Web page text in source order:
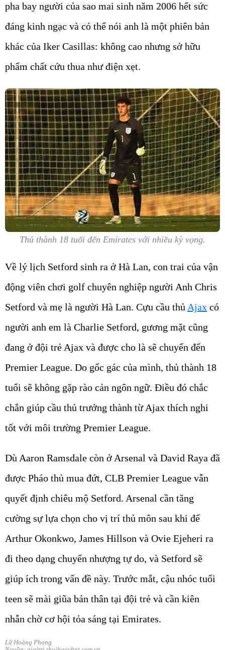
pha bay người của sao mai sinh năm 2006 hết sức
đáng kinh ngạc và có thể nói anh là một phiên bản
khác của Iker Casillas: không cao nhưng sở hữu
phẩm chất cứu thua như điện xẹt.
Thủ thành 18 tuổi đến Emirates với nhiều kỳ vọng.
Về lý lịch Setford sinh ra ở Hà Lan, con trai của vận
động viên chơi golf chuyên nghiệp người Anh Chris
Setford và mẹ là người Hà Lan. Cựu cầu thủ Ajax có
người anh em là Charlie Setford, gương mặt cũng
đang ở đội trẻ Ajax và được cho là sẽ chuyển đến
Premier League. Do gốc gác của mình, thủ thành 18
tuổi sẽ không gặp rào cản ngôn ngữ. Điều đó chắc
chắn giúp cầu thủ trưởng thành từ Ajax thích nghi
tốt với môi trường Premier League.
Dù Aaron Ramsdale còn ở Arsenal và David Raya đã
được Pháo thủ mua đứt, CLB Premier League vẫn
quyết định chiêu mộ Setford. Arsenal cần tăng
cường sự lựa chọn cho vị trí thủ môn sau khi để
Arthur Okonkwo, James Hillson và Ovie Ejeheri ra
đi theo dạng chuyển nhượng tự do, và Setford sẽ
giúp ích trong vấn đề này. Trước mắt, cậu nhóc tuổi
teen sẽ mài giũa bản thân tại đội trẻ và cần kiên
nhẫn chờ cơ hội tỏa sáng tại Emirates.
Lữ Hoàng Phong